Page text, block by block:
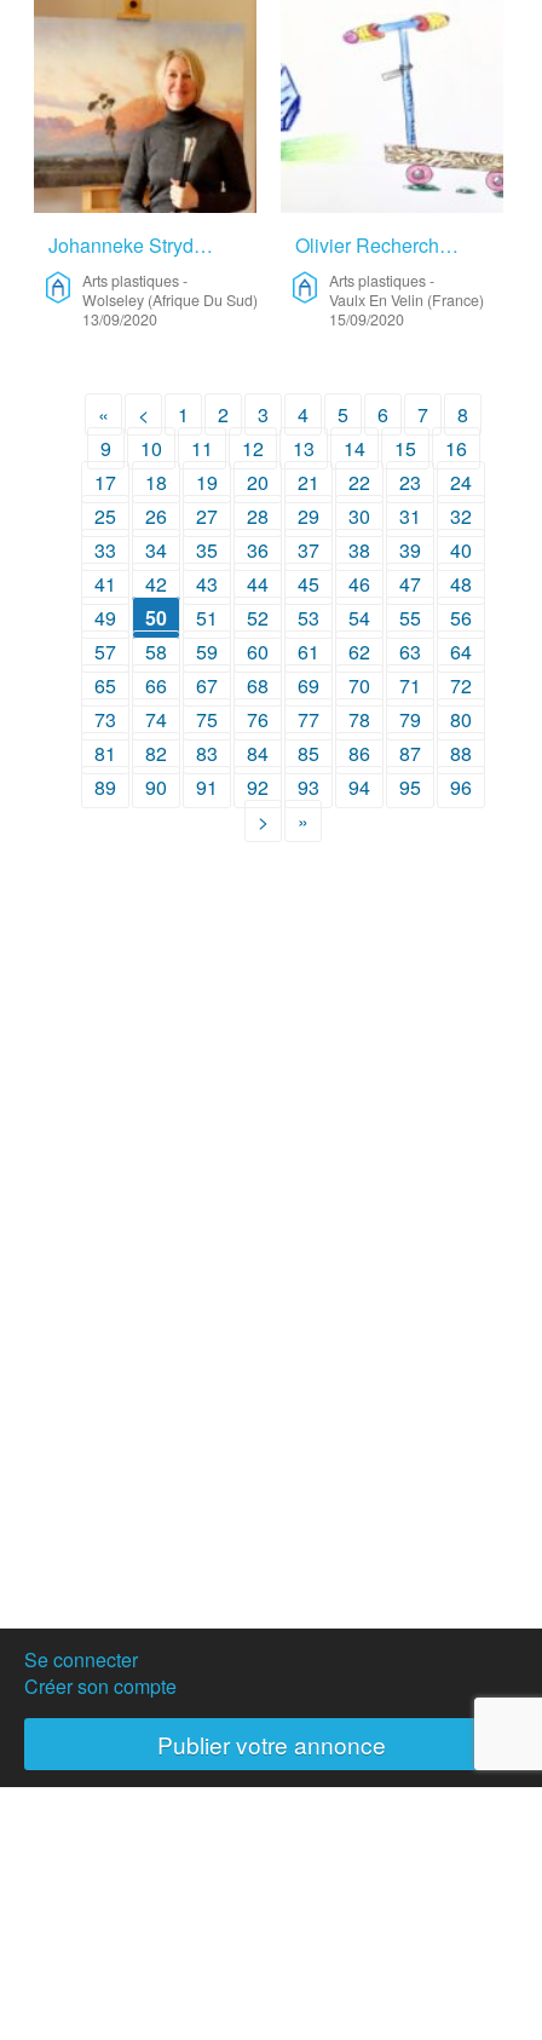
Johanneke Strydom, Landscape Oil Painter From South Africa. – Arts Plastiques
Arts plastiques-
Wolseley (Afrique Du Sud)
13/09/2020
Olivier Recherche De Résidence. – Arts Plastiques
Arts plastiques-
Vaulx En Velin (France)
15/09/2020
« < 1 2 3 4 5 6 7
8
9
10 11 12 13 14 15
16
17
18 19 20 21 22 23
24
25
26 27 28 29 30 31
32
33
34 35 36 37 38 39
40
41
42 43 44 45 46 47
48
49
50 51 52 53 54 55
56
57
58 59 60 61 62 63
64
65
66 67 68 69 70 71
72
73
74 75 76 77 78 79
80
81
82 83 84 85 86 87
88
89
90 91 92 93 94 95
96
>
»
Se connecter
Créer son compte
Publier votre annonce